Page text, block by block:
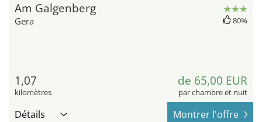
Am Galgenberg
Gera 80%
1,07
kilomètres
de 65,00 EUR
par chambre et nuit
Détails Montrer l'offre